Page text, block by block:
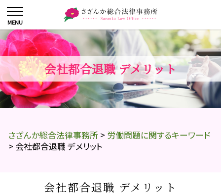
会社都合退職 デメリット
さざんか総合法律事務所 > 労働問題に関するキーワード
> 会社都合退職 デメリット
会社都合退職 デメリット